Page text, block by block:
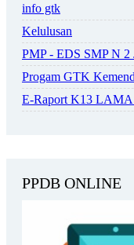
info gtk
Kelulusan
PMP - EDS SMP N 2
Progam GTK
E-Raport K13 LAMA
PPDB ONLINE